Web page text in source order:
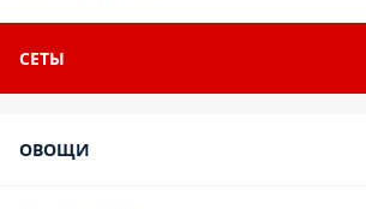
СЕТЫ
ОВОЩИ